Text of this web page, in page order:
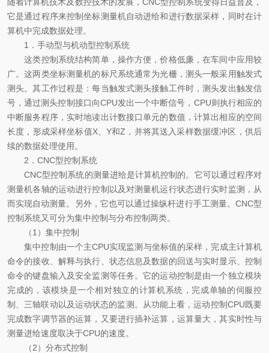
它是通过程序来控制坐标测量机自动进给和进行数据采样，同时在计
算机中完成数据处理。
1．手动型与机动型控制系统
这类控制系统结构简单，操作方便，价格低廉，在车间中应用较
广。这两类坐标测量机的标尺系统通常为光栅，测头一般采用触发式
测头。其工作过程是：每当触发式测头接触工件时，测头发出触发信
号，通过测头控制接口向CPU发出一个中断信号，CPU则执行相应的
中断服务程序，实时地读出计数接口单元的数值，计算出相应的空间
长度，形成采样坐标值X、Y和Z，并将其送入采样数据缓冲区，供后
续的数据处理使用。
2．CNC型控制系统
CNC型控制系统的测量进给是计算机控制的。它可以通过程序对
测量机各轴的运动进行控制以及对测量机运行状态进行实时监测，从
而实现自动测量。另外，它也可以通过操纵杆进行手工测量。CNC型
控制系统又可分为集中控制与分布控制两类。
（1）集中控制
集中控制由一个主CPU实现监测与坐标值的采样，完成主计算机
命令的接收、解释与执行、状态信息及数据的回送与实时显示、控制
命令的键盘输入及安全监测等任务。它的运动控制是由一个独立模块
完成的，该模块是一个相对独立的计算机系统，完成单轴的伺服控
制、三轴联动以及运动状态的监测。从功能上看，运动控制CPU既要
完成数字调节器的运算，又要进行插补运算，运算量大，其实时性与
测量进给速度取决于CPU的速度。
（2）分布式控制